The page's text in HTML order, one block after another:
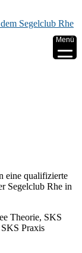
eine qualifizierte
Segelclub Rhe in
Theorie, SKS
Praxis
Menü